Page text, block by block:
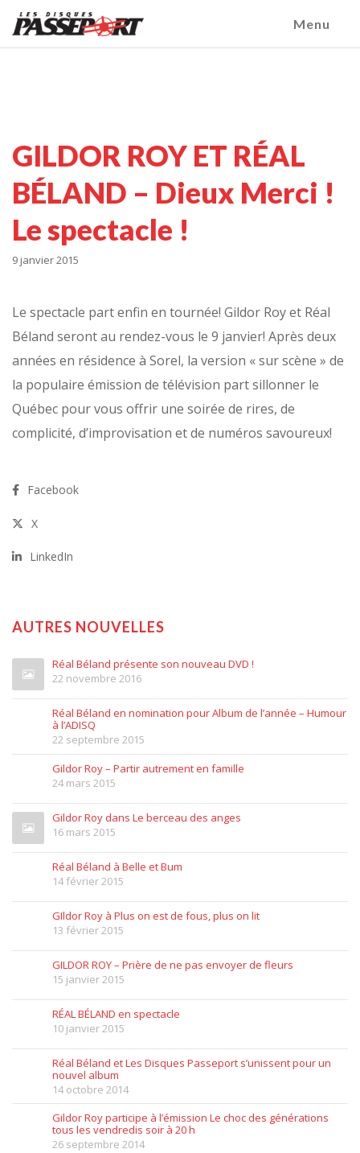
Menu
GILDOR ROY ET RÉAL
BÉLAND – Dieux Merci !
Le spectacle !
9 janvier 2015
Le spectacle part enfin en tournée! Gildor Roy et Réal
Béland seront au rendez-vous le 9 janvier! Après deux
années en résidence à Sorel, la version « sur scène » de
la populaire émission de télévision part sillonner le
Québec pour vous offrir une soirée de rires, de
complicité, d’improvisation et de numéros savoureux!
Facebook
X
LinkedIn
AUTRES NOUVELLES
Réal Béland présente son nouveau DVD !
22 novembre 2016
Réal Béland en nomination pour Album de l’année – Humour
à l’ADISQ
22 septembre 2015
Gildor Roy – Partir autrement en famille
24 mars 2015
Gildor Roy dans Le berceau des anges
16 mars 2015
Réal Béland à Belle et Bum
14 février 2015
GIldor Roy à Plus on est de fous, plus on lit
13 février 2015
GILDOR ROY – Prière de ne pas envoyer de fleurs
15 janvier 2015
RÉAL BÉLAND en spectacle
10 janvier 2015
Réal Béland et Les Disques Passeport s’unissent pour un
nouvel album
14 octobre 2014
Gildor Roy participe à l’émission Le choc des générations
tous les vendredis soir à 20 h
26 septembre 2014